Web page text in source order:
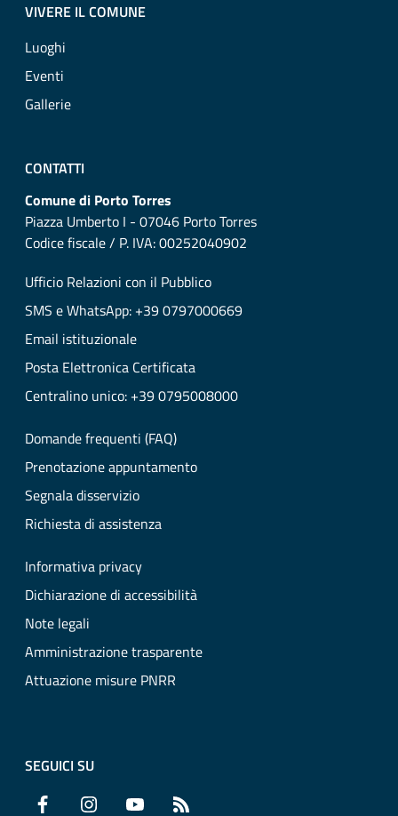
VIVERE IL COMUNE
Luoghi
Eventi
Gallerie
CONTATTI
Comune di Porto Torres
Piazza Umberto I - 07046 Porto Torres
Codice fiscale / P. IVA: 00252040902
Ufficio Relazioni con il Pubblico
SMS e WhatsApp: +39 0797000669
Email istituzionale
Posta Elettronica Certificata
Centralino unico: +39 0795008000
Domande frequenti (FAQ)
Prenotazione appuntamento
Segnala disservizio
Richiesta di assistenza
Informativa privacy
Dichiarazione di accessibilità
Note legali
Amministrazione trasparente
Attuazione misure PNRR
SEGUICI SU
Facebook Instagram YouTube